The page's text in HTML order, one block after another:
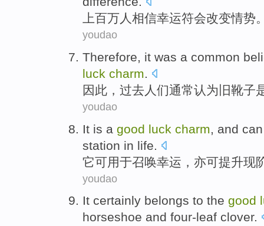
上百万 人 相信幸运符会改变情势
youdao
Therefore, it was a common
luck charm.
因此 ， 过去人们通常认为 旧靴子
youdao
It is a good luck charm , and
station in life.
它可用于召唤幸运 ，亦可提升现
youdao
It certainly belongs to the good
horseshoe and four-leaf clover.